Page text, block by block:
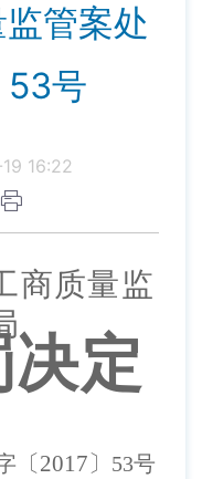
管案处
53号
16:22
商质量监
定
〔2017〕 53号